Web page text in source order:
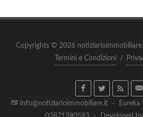
Copyrights © 2026
Termini e Condizioni /
info@notiziarioimmobiliare.it · Eureka